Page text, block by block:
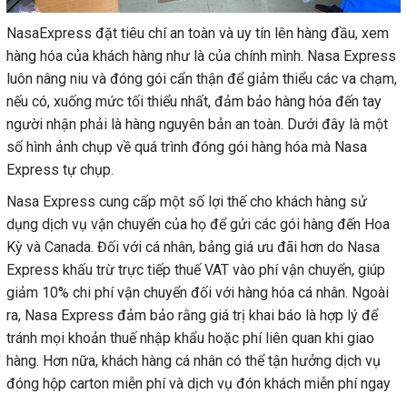
NasaExpress đặt tiêu chí an toàn và uy tín lên hàng đầu, xem
hàng hóa của khách hàng như là của chính mình. Nasa Express
luôn nâng niu và đóng gói cẩn thận để giảm thiểu các va chạm,
nếu có, xuống mức tối thiểu nhất, đảm bảo hàng hóa đến tay
người nhận phải là hàng nguyên bản an toàn. Dưới đây là một
số hình ảnh chụp về quá trình đóng gói hàng hóa mà Nasa
Express tự chụp.
Nasa Express cung cấp một số lợi thế cho khách hàng sử
dụng dịch vụ vận chuyển của họ để gửi các gói hàng đến Hoa
Kỳ và Canada. Đối với cá nhân, bảng giá ưu đãi hơn do Nasa
Express khấu trừ trực tiếp thuế VAT vào phí vận chuyển, giúp
giảm 10% chi phí vận chuyển đối với hàng hóa cá nhân. Ngoài
ra, Nasa Express đảm bảo rằng giá trị khai báo là hợp lý để
tránh mọi khoản thuế nhập khẩu hoặc phí liên quan khi giao
hàng. Hơn nữa, khách hàng cá nhân có thể tận hưởng dịch vụ
đóng hộp carton miễn phí và dịch vụ đón khách miễn phí ngay